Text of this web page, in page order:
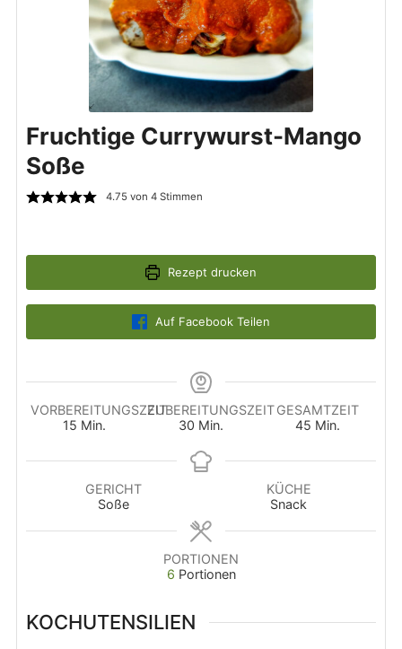
Fruchtige Currywurst-Mango
Soße
4.75 von4 Stimmen
Rezept drucken
Auf Facebook Teilen
VORBEREITUNGSZEIT
15Minuten
Min.
ZUBEREITUNGSZEIT
30 Minuten
Min.
GESAMTZEIT
45 Minuten
Min.
GERICHT
Soße
KÜCHE
Snack
PORTIONEN
6 Portionen
KOCHUTENSILIEN